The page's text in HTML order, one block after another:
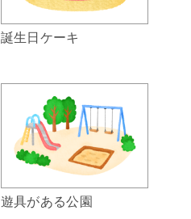
誕生日ケーキ
遊具がある公園